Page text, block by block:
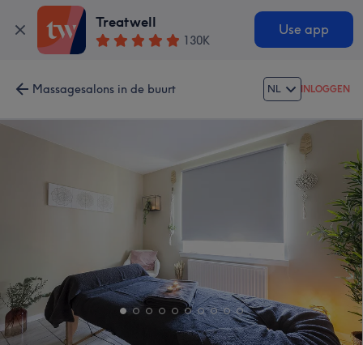
Treatwell
130K
Use app
Massagesalons in de buurt NL INLOGGEN